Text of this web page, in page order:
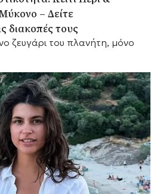
– Δείτε
διακοπές τους
ζευγάρι του πλανήτη, μόνο